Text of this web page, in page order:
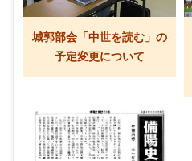
城郭部会「中世を読む」の
予定変更について